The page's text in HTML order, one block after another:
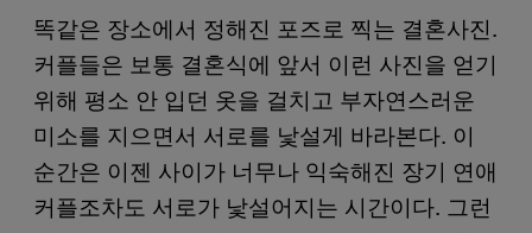
똑같은 장소에서 정해진 포즈로 찍는 결혼사진.
커플들은 보통 결혼식에 앞서 이런 사진을 얻기
위해 평소 안 입던 옷을 걸치고 부자연스러운
미소를 지으면서 서로를 낯설게 바라본다. 이
순간은 이젠 사이가 너무나 익숙해진 장기 연애
커플조차도 서로가 낯설어지는 시간이다. 그런